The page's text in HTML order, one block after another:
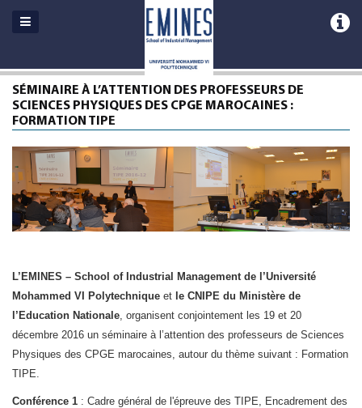
SÉMINAIRE À L’ATTENTION DES PROFESSEURS DE
SCIENCES PHYSIQUES DES CPGE MAROCAINES :
FORMATION TIPE
L’EMINES – School of Industrial Management de l’Université
Mohammed VI Polytechnique et le CNIPE du Ministère de
l’Education Nationale , organisent conjointement les 19 et 20
décembre 2016 un séminaire à l’attention des professeurs de Sciences
Physiques des CPGE marocaines, autour du thème suivant : Formation
TIPE.
Conférence 1 : Cadre général de l'épreuve des TIPE, Encadrement des